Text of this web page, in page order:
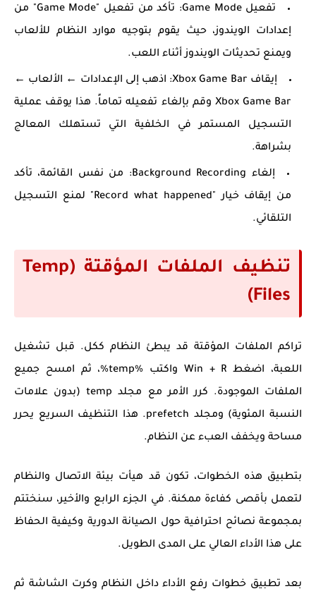
تفعيل Game Mode:
تأكد من تفعيل "Game Mode" من
إعدادات الويندوز، حيث يقوم بتوجيه موارد النظام للألعاب
ويمنع تحديثات الويندوز أثناء اللعب.
إيقاف Xbox Game Bar:
اذهب إلى الإعدادات ← الألعاب ←
Xbox Game Bar وقم بإلغاء تفعيله تماماً. هذا يوقف عملية
التسجيل المستمر في الخلفية التي تستهلك المعالج
بشراهة.
إلغاء Background Recording:
من نفس القائمة، تأكد
من إيقاف خيار "Record what happened" لمنع التسجيل
التلقائي.
تنظيف الملفات المؤقتة (Temp
Files)
تراكم الملفات المؤقتة قد يبطئ النظام ككل. قبل تشغيل
اللعبة، اضغط Win + R واكتب %temp%
، ثم امسح جميع
الملفات الموجودة. كرر الأمر مع مجلد temp(بدون علامات
النسبة المئوية) ومجلد prefetch. هذا التنظيف السريع يحرر
مساحة ويخفف العبء عن النظام.
بتطبيق هذه الخطوات، تكون قد هيأت بيئة الاتصال والنظام
لتعمل بأقصى كفاءة ممكنة. في الجزء الرابع والأخير، سنختتم
بمجموعة نصائح احترافية حول الصيانة الدورية وكيفية الحفاظ
على هذا الأداء العالي على المدى الطويل.
بعد تطبيق خطوات رفع الأداء داخل النظام وكرت الشاشة ثم